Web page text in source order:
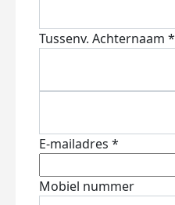
Tussenv. Achternaam *
E-mailadres *
Mobiel nummer